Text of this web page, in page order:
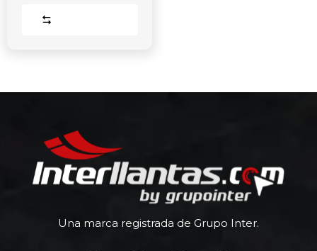
Una marca registrada de Grupo Inter.